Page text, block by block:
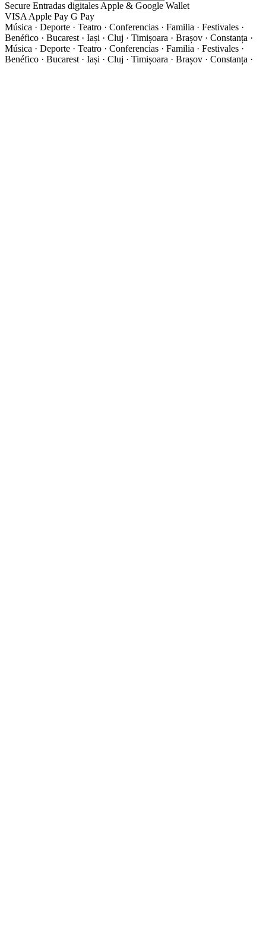
Secure Entradas digitales Apple & Google Wallet
VISA Apple Pay G Pay
Música · Deporte · Teatro · Conferencias · Familia · Festivales ·
Benéfico · Bucarest · Iași · Cluj · Timișoara · Brașov · Constanța ·
Música · Deporte · Teatro · Conferencias · Familia · Festivales ·
Benéfico · Bucarest · Iași · Cluj · Timișoara · Brașov · Constanța ·